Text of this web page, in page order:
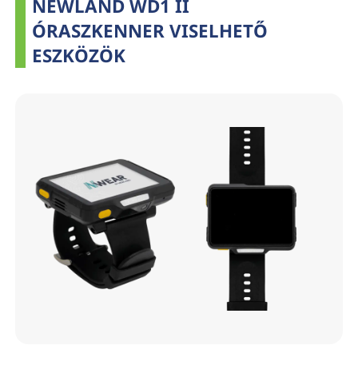
NEWLAND WD1 II
ÓRASZKENNER VISELHETŐ
ESZKÖZÖK